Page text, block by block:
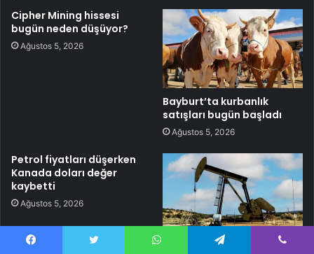
Cipher Mining hissesi
bugün neden düşüyor?
Ağustos 5, 2026
Bayburt’ta kurbanlık
satışları bugün başladı
Ağustos 5, 2026
Petrol fiyatları düşerken
Kanada doları değer
kaybetti
Ağustos 5, 2026
Brent petrolün varili 96,64